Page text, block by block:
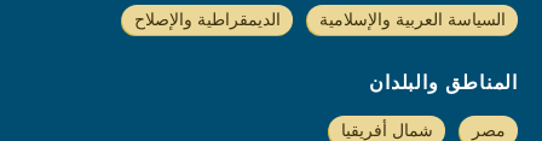
السياسة العربية والإسلامية الديمقراطية والإصلاح
المناطق والبلدان
مصر شمال أفريقيا